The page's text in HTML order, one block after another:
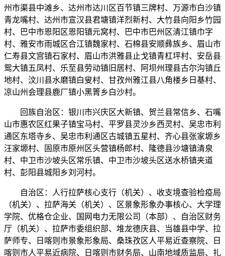
州市渠县中滩乡、达州市达川区百节镇三牌村、万源市白沙镇
青龙嘴村、达州市宣汉县君塘镇洋烈新村、大竹县向阳乡竹园
村、巴中市恩阳区恩阳镇元窝村、巴中市巴州区清江镇巾字
村、雅安市雨城区合江镇魏家村、石棉县安顺彝族乡、眉山市
仁寿县文宫镇石家村、眉山市洪雅县止戈镇青杠坪村、安岳县
鸳大镇五凤村、乐至县劳动镇旧居村、阿坝州理县古尔沟镇丘
地村、汶川县水磨镇白叟村、甘孜州雅江县八角楼乡日基村、
凉山州会理县鹿厂镇小黑箐乡白沙村。
回族自治区：银川市兴庆区大新镇、贺兰县常信乡、石嘴
山市惠农区红果子镇宝马村、平罗县灵沙乡西灵村、吴忠市利
通区东塔寺乡、吴忠市利通区古城镇五星村、齐心县张家塬乡
汪家塬村、固原市原州区头营镇杨郎村、隆德县沙塘镇清泉
村、中卫市沙坡头区常乐镇、中卫市沙坡头区送水桥镇夹道
村、彭阳县城阳乡刘河村。
自治区：人行拉萨核心支行（机关）、收支境查验检疫局
（机关）、拉萨海关（机关）、区景象形象办事核心、大学理
学院、优格仓企业、国网电力无限公司（本部）、自治区财务
厅（机关）、拉萨市委组织部、堆龙德庆县、当雄县中学、拉
萨师专、日喀则市景象形象局、桑珠孜区人平易近查察院、日
喀则市人平易近病院、日喀则市财务局、山南地域质监局、扎